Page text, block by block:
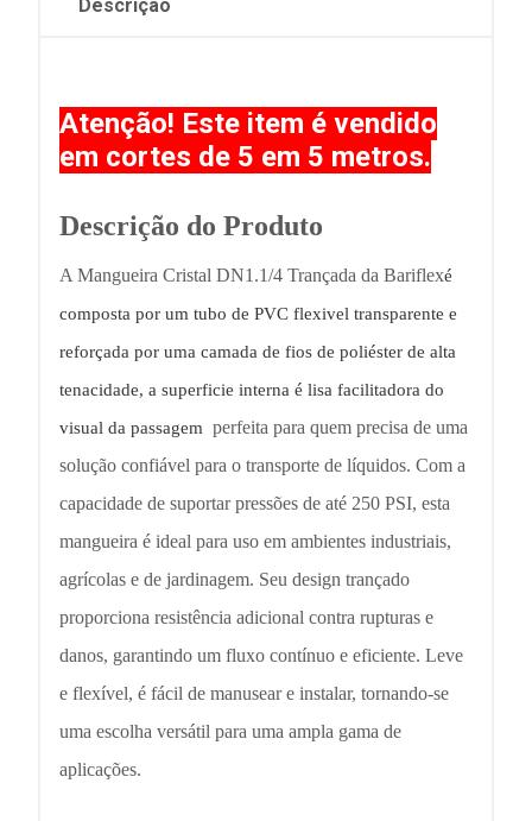
Descrição
Atenção! Este item é vendido
em cortes de 5 em 5 metros.
Descrição do Produto
A Mangueira Cristal DN1.1/4 Trançada da Bariflexé
composta por um tubo de PVC flexivel transparente e
reforçada por uma camada de fios de poliéster de alta
tenacidade, a superficie interna é lisa facilitadora do
visual da passagem perfeita para quem precisa de uma
solução confiável para o transporte de líquidos. Com a
capacidade de suportar pressões de até 250 PSI, esta
mangueira é ideal para uso em ambientes industriais,
agrícolas e de jardinagem. Seu design trançado
proporciona resistência adicional contra rupturas e
danos, garantindo um fluxo contínuo e eficiente. Leve
e flexível, é fácil de manusear e instalar, tornando-se
uma escolha versátil para uma ampla gama de
aplicações.